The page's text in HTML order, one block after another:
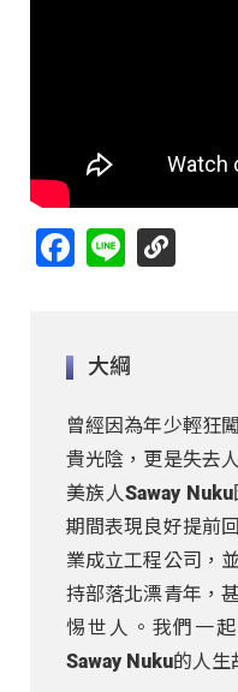
Facebook
Line
大綱
曾經因為年少輕狂
貴光陰，更是失去
美族人Saway
期間表現良好提前
業成立工程公司，
持部落北漂青年，
惕世人。我們一
Saway Nuku的人生